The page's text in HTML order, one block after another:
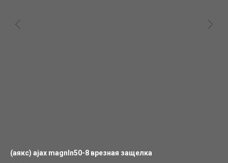
(аякс) ajax magnln50-8 врезная защелка